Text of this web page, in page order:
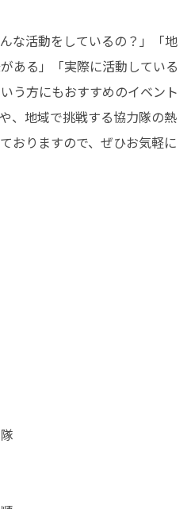
な活動をしているの？」「地
ある」「実際に活動している
う方にもおすすめのイベント
、地域で挑戦する協力隊の熱
おりますので、ぜひお気軽に